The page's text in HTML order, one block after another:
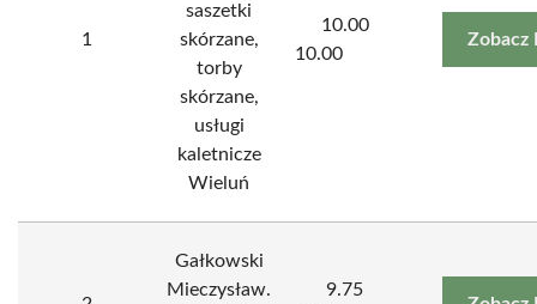
1
saszetki
skórzane,
torby
skórzane,
usługi
kaletnicze
Wieluń
10.00
10.00
Zobacz
Gałkowski
Mieczysław.
9.75